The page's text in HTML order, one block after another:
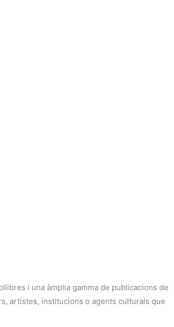
i una àmplia gamma de publicacions de
artistes, institucions o agents culturals que